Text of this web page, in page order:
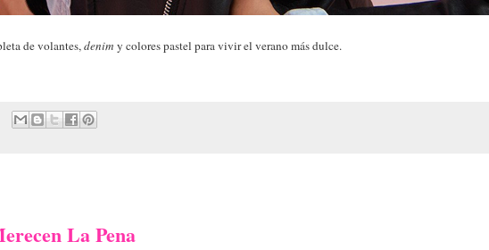
de volantes,denim y colores pastel para vivir el verano más dulce.
La Pena